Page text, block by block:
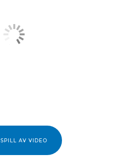
SPILL AV VIDEO